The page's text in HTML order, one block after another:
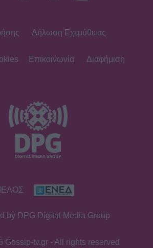
Δήλωση Εχεμύθειας
Επικοινωνία Διαφήμιση
by DPG Digital Media Group
Gossip-tv.gr - All rights reserved